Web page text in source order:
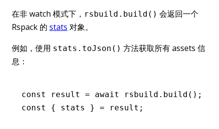
在非 watch 模式下， rsbuild.build() 会返回一个
Rspack 的 stats 对象。
例如，使用 stats.toJson() 方法获取所有 assets 信
息：
const result = await rsbuild .build ();
const
{ stats } = result;